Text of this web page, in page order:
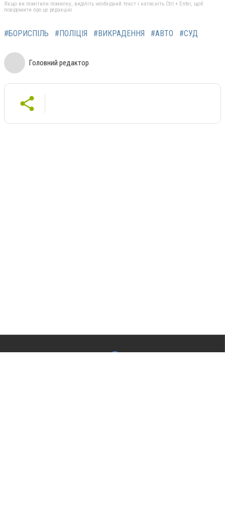
Якщо ви помітили помилку, виділіть необхідний текст і натисніть Ctrl + Enter, щоб
повідомити про це редакцію
#БОРИСПІЛЬ #ПОЛІЦІЯ #ВИКРАДЕННЯ #АВТО #СУД
Головний редактор